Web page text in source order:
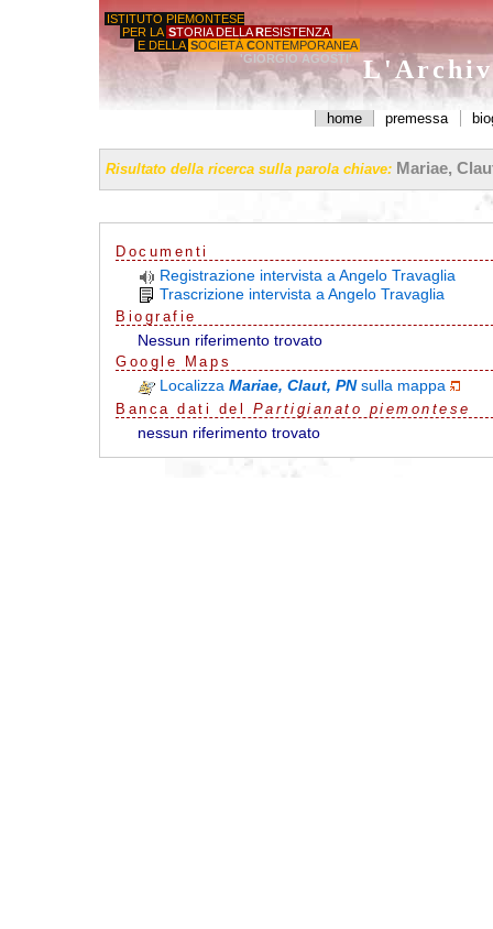
ISTITUTO PIEMONTESE
PER LA STORIA DELLA RESISTENZA
E DELLA SOCIETÀ CONTEMPORANEA
'GIORGIO AGOSTI'
home premessa
Risultato della ricerca sulla parola chiave: Mariae,
Documenti
Registrazione intervista a Angelo Travaglia
Trascrizione intervista a Angelo Travaglia
Biografie
Nessun riferimento trovato
G oo g e Maps
LocalizzaMariae, Claut, PNsulla mappa
Banca dati del Partigianato piemontese
nessun riferimento trovato